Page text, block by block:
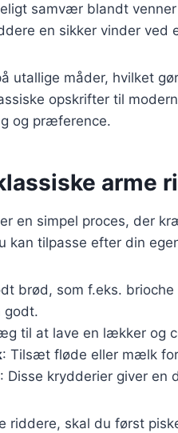
samvær blandt
en sikker vinder ved
utallige måder, hvilket
opskrifter til
og præference.
arme
en simpel proces, der
kan tilpasse efter din
brød, som f.eks.
godt.
til at lave en lækker og
: Tilsæt fløde eller mælk
: Disse krydderier giver en
riddere, skal du først